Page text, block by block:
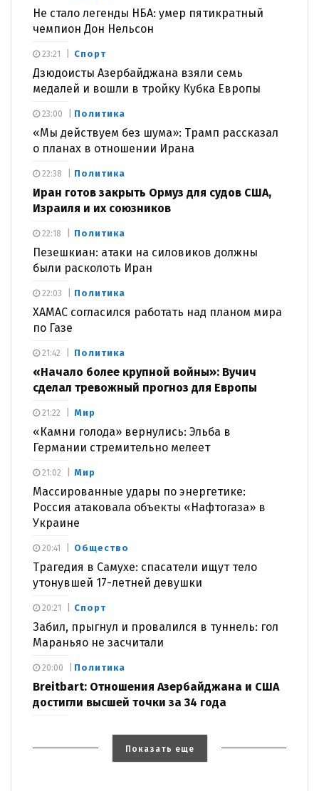
Не стало легенды НБА: умер пятикратный
чемпион Дон Нельсон
Спорт
Дзюдоисты Азербайджана взяли семь
медалей и вошли в тройку Кубка Европы
23:21
Политика
«Мы действуем без шума»: Трамп рассказал
о планах в отношении Ирана
23:00
Политика
Иран готов закрыть Ормуз для судов США,
Израиля и их союзников
22:38
Политика
Пезешкиан: атаки на силовиков должны
были расколоть Иран
22:18
Политика
ХАМАС согласился работать над планом мира
по Газе
22:03
Политика
«Начало более крупной войны»: Вучич
сделал тревожный прогноз для Европы
21:42
Мир
«Камни голода» вернулись: Эльба в
Германии стремительно мелеет
21:22
Мир
Массированные удары по энергетике:
Россия атаковала объекты «Нафтогаза» в
Украине
21:02
Общество
Трагедия в Самухе: спасатели ищут тело
утонувшей 17-летней девушки
20:41
Спорт
Забил, прыгнул и провалился в туннель: гол
Мараньяо не засчитали
20:21
Политика
Breitbart: Отношения Азербайджана и США
достигли высшей точки за 34 года
20:00
Показать еще